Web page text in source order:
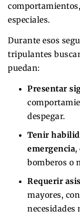
especiales.
Durante esos
tripulantes
puedan:
Presentar
despegar.
Tenir
emergencia,
bomberos o
Requerir
mayores,
necesidades